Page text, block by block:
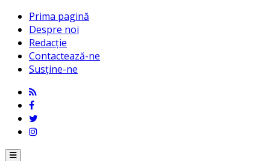
Prima pagină
Despre noi
Redacție
Contactează-ne
Susține-ne
Menu